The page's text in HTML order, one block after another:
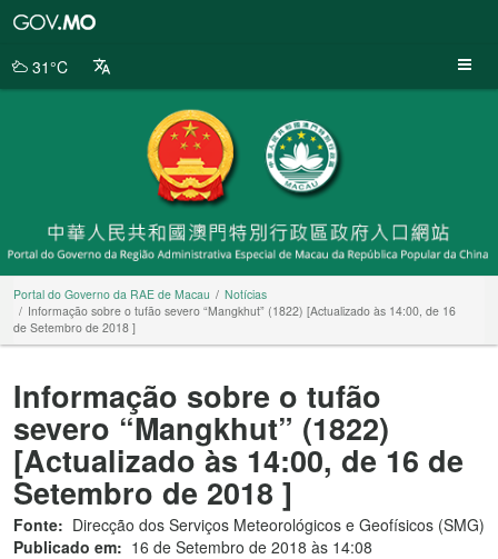
da
31°C
Portal do Governo da RAE de Macau
Notícias
Informação sobre o tufão severo “Mangkhut” (1822) [Actualizado às 14:00, de 16
de Setembro de 2018 ]
Informação sobre o tufão
severo “Mangkhut” (1822)
[Actualizado às 14:00, de 16 de
Setembro de 2018 ]
Fonte: Direcção dos Serviços Meteorológicos e Geofísicos (SMG)
Publicado em: 16 de Setembro de 2018 às 14:08